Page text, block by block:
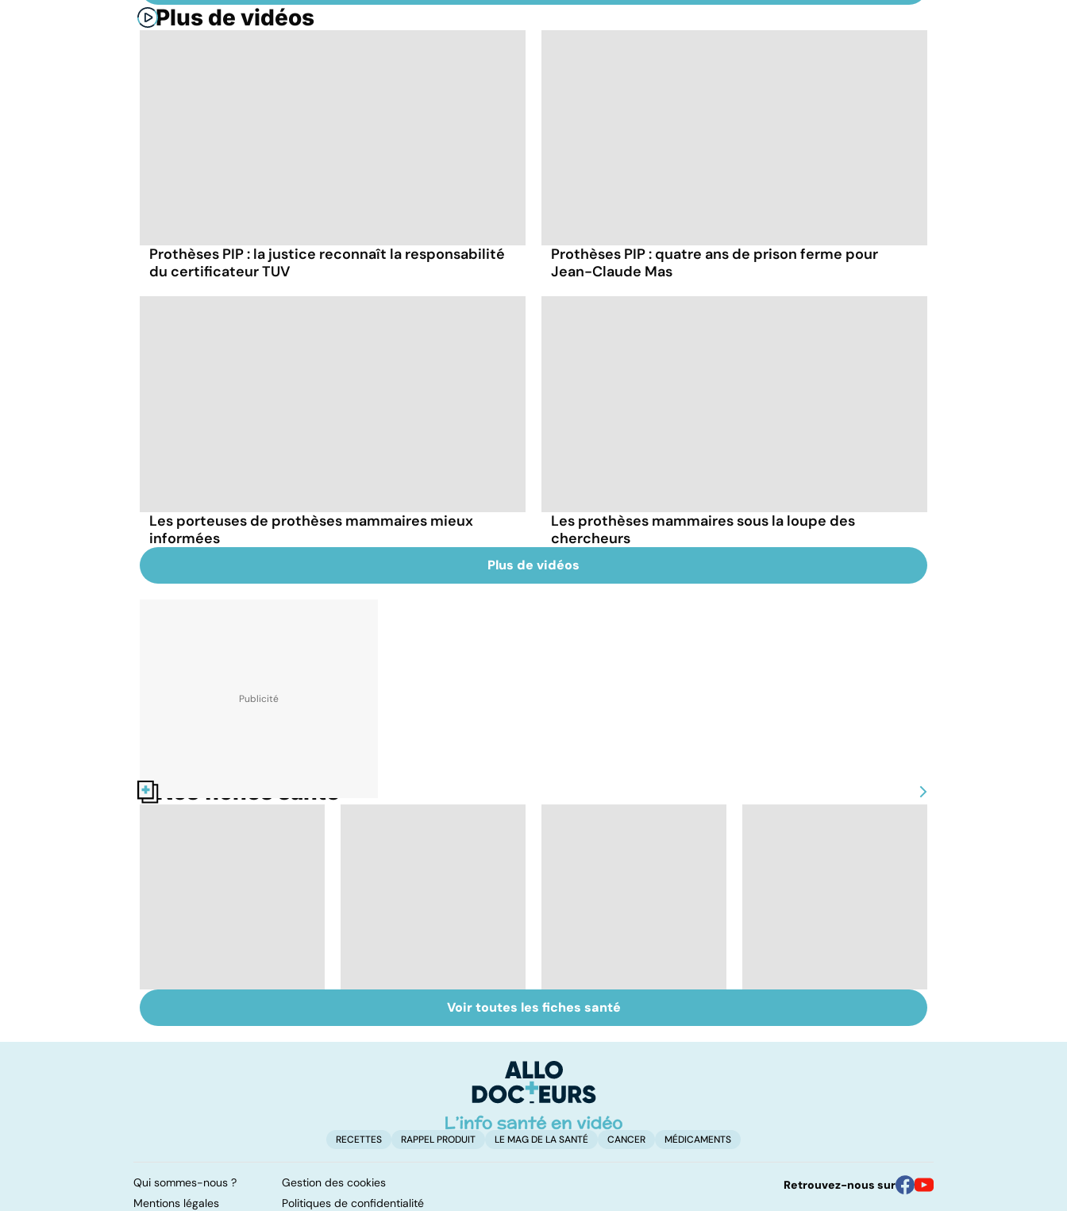
Plus de vidéos
Prothèses PIP : la justice reconnaît la responsabilité
du certificateur TUV
Prothèses PIP : quatre ans de prison ferme pour
Jean-Claude Mas
Les porteuses de prothèses mammaires mieux
informées
Les prothèses mammaires sous la loupe des
chercheurs
Plus de vidéos
Nos fiches santé
infections
Inflammation des
amygdales : que faire
Suicide : prévenir le
passage à l'acte
complexe
Voir toutes les fiches santé
RECETTES RAPPEL PRODUIT LE MAG DE LA SANTÉ CANCER MÉDICAMENTS
Qui sommes-nous ?
Gestion des cookies
Mentions légales
Politiques de confidentialité
Retrouvez-nous sur